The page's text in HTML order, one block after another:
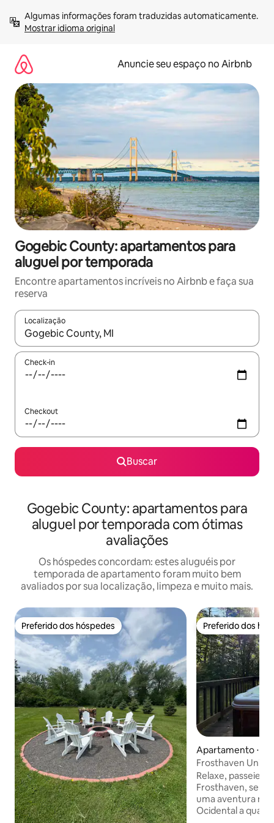
para
Mostrar idioma original
Anuncie seu espaço no Airbnb
Gogebic County: apartamentos para
aluguel por temporada
Encontre apartamentos incríveis no Airbnb e faça sua
reserva
Localização
Quando os resultados estiverem disponíveis, explore-os
Check-in
Checkout
Buscar
Gogebic County: apartamentos para
aluguel por temporada com ótimas
avaliações
Os hóspedes concordam: estes aluguéis por
temporada de apartamento foram muito bem
avaliados por sua localização, limpeza e muito mais.
Preferido dos hóspedes
Preferido dos hóspedes Preferido dos
Preferido dos
Apartamento ⋅
Frosthaven
hidromassagem e
Relaxe, passeie e
Frosthaven, seu
uma aventura na
Ocidental a